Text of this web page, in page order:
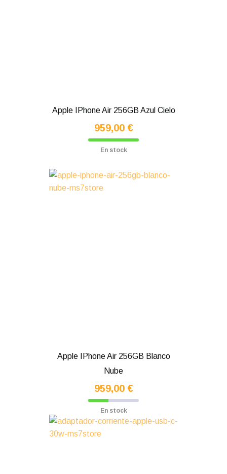
Apple IPhone Air 256GB Azul Cielo
959,00 €
En stock
Apple IPhone Air 256GB Blanco
Nube
959,00 €
En stock